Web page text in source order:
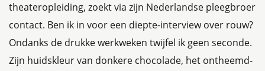
theateropleiding, zoekt via zijn Nederlandse pleegbroer
contact. Ben ik in voor een diepte-interview over rouw?
Ondanks de drukke werkweken twijfel ik geen seconde.
Zijn huidskleur van donkere chocolade, het ontheemd-